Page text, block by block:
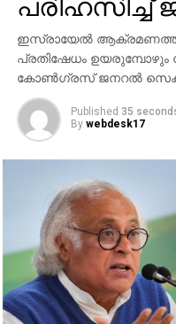
പരിഹസിച്ച്
ഇസ്രായേല്‍
പ്രതിഷേധം ഉയരുമ്പോഴും
കോണ്‍ഗ്രസ് ജനറല്‍
Published 35
By webdesk17